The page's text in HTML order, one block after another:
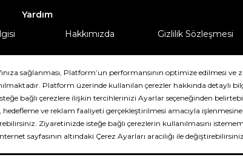
Yardım
Hakkımızda Gizlilik Sözleşmesi
2026. Tüm hakları saklıdır.